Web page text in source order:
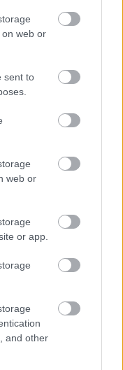
web or
sent to
web or
or app.
and other
már 65–75
és a szülők
amikor már